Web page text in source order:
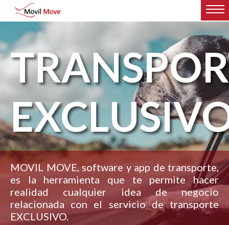
MOVIL MOVE, software y app de transporte,
es la herramienta que te permite hacer
realidad cualquier idea de negocio
relacionada con el servicio de transporte
EXCLUSIVO.